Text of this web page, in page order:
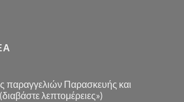
παραγγελιών Παρασκευής και
λεπτομέρειες»)